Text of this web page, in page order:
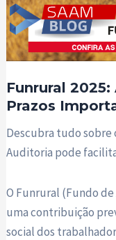
Funrural
Prazos
Descubra tudo sobre
Auditoria pode
O Funrural (Fundo
uma contribuição
social dos